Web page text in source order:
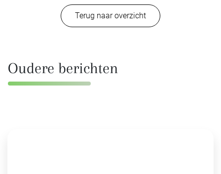
Terug naar overzicht
Oudere berichten